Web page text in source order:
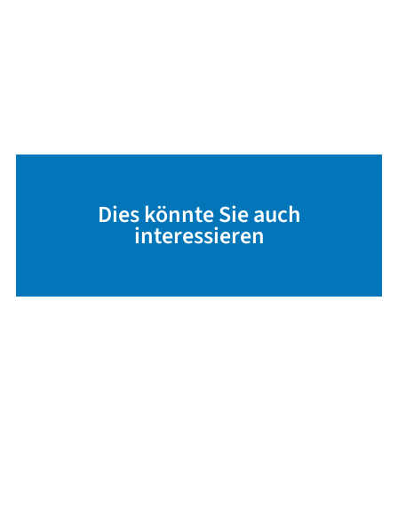
Dies könnte Sie auch
interessieren